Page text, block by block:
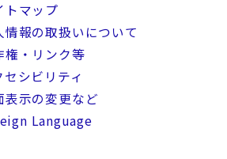
トマップ
情報の取扱いについて
権・リンク等
セシビリティ
表示の変更など
Language